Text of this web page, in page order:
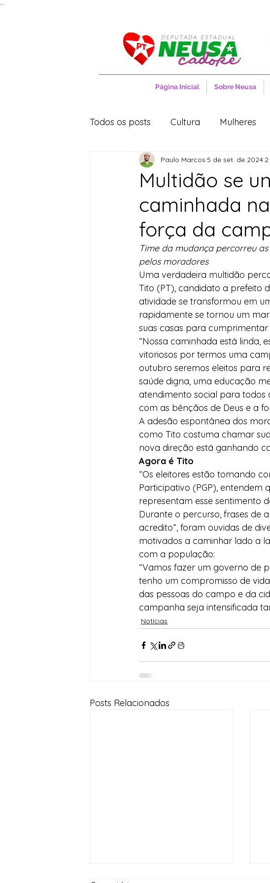
Página Inicial Sobre Neusa
Todos os posts Cultura Mulheres
Entrevistas Movimentos Sociais
Cidades Cultura Saúde
Desenvolvimento Territorial
Imprensa Assistência Social
Nota de Pesar Segurança
Juventude Datas Comemorativas
Multidão se
caminhada
força da
Paulo Marcos 5 de set. de 2024
Time da mudança percorreu
pelos moradores
Uma verdadeira multidão
Tito (PT), candidato a prefeito
atividade se transformou em
rapidamente se tornou um
suas casas para
“Nossa caminhada está linda,
vitoriosos por termos uma
outubro seremos eleitos para
saúde digna, uma educação
atendimento social para todos
com as bênçãos de Deus e a
A adesão espontânea dos
como Tito costuma chamar
nova direção está ganhando
Agora é Tito
“Os eleitores estão tomando
Participativo (PGP), entendem
representam esse sentimento
Durante o percurso, frases de
acredito”, foram ouvidas de
motivados a caminhar lado a
com a população:
“Vamos fazer um governo de
tenho um compromisso de
das pessoas do campo e da
campanha seja intensificada
Notícias
Posts Relacionados